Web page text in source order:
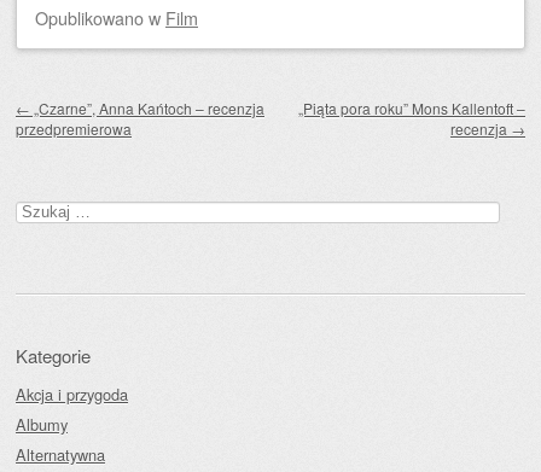
Opublikowanow Film
← „Czarne”, Anna Kańtoch – recenzja
przedpremierowa
„Piąta pora roku” Mons Kallentoft –
recenzja →
Szukaj:
Kategorie
Akcja i przygoda
Albumy
Alternatywna